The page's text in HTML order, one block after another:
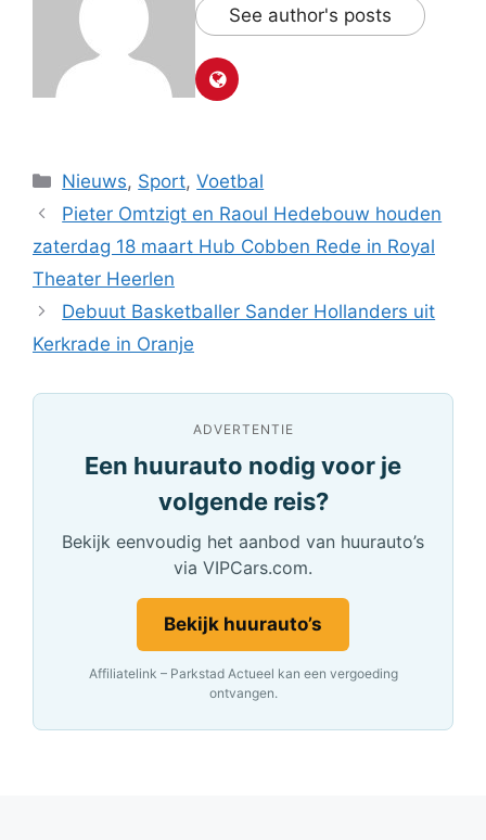
See author's posts
Categorieën
Nieuws, Sport,Voetbal
Pieter Omtzigt en Raoul Hedebouw houden
zaterdag 18 maart Hub Cobben Rede in Royal
Theater Heerlen
Debuut Basketballer Sander Hollanders uit
Kerkrade in Oranje
ADVERTENTIE
Een huurauto nodig voor je
volgende reis?
Bekijk eenvoudig het aanbod van huurauto’s
via VIPCars.com.
Bekijk huurauto’s
Affiliatelink – Parkstad Actueel kan een vergoeding
ontvangen.